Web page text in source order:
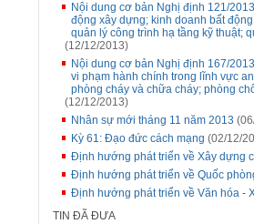
Nội dung cơ bản Nghị định 121/
động xây dựng; kinh doanh bất
quản lý công trình hạ tầng kỹ thuật;
(12/12/2013)
Nội dung cơ bản Nghị định 167/
vi phạm hành chính trong lĩnh vực
phòng cháy và chữa cháy; phòng
(12/12/2013)
Nhân sự mới tháng 11 năm 2013
Kỳ 61: Đạo đức cách mạng (02/12/
Định hướng phát triển về Xây dựng
Định hướng phát triển về Quốc
Định hướng phát triển về Văn hóa -
TIN ĐÃ ĐƯA